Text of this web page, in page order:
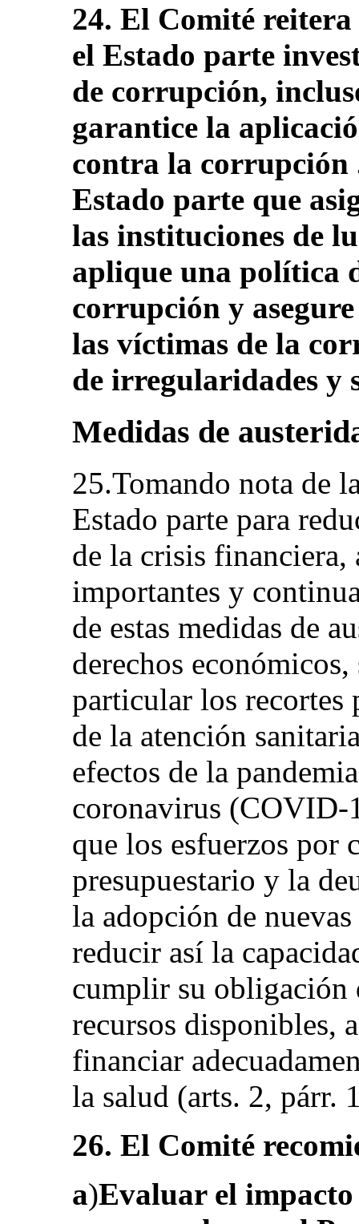
24. El Comité reitera
el Estado parte
de corrupción,
garantice la
contra la corrupción
Estado parte que
las instituciones de
aplique una política
corrupción y
las víctimas de la
de irregularidades y
Medidas de
25.Tomando nota de
Estado parte para
de la crisis financiera,
importantes y
de estas medidas de
derechos
particular los recortes
de la atención
efectos de la
coronavirus (COVID-
que los esfuerzos por
presupuestario y la
la adopción de
reducir así la
cumplir su obligación
recursos disponibles,
financiar
la salud (arts. 2, párr.
26. El Comité
a)Evaluar el impacto